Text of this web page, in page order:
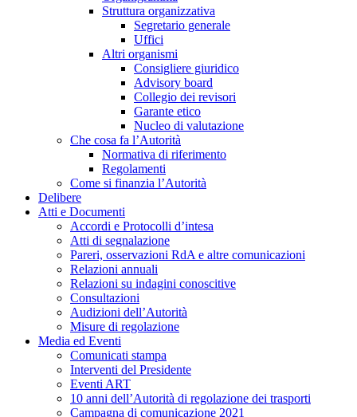
Struttura organizzativa
Segretario generale
Uffici
Altri organismi
Consigliere giuridico
Advisory board
Collegio dei revisori
Garante etico
Nucleo di valutazione
Che cosa fa l’Autorità
Normativa di riferimento
Regolamenti
Come si finanzia l’Autorità
Delibere
Atti e Documenti
Accordi e Protocolli d’intesa
Atti di segnalazione
Pareri, osservazioni RdA e altre comunicazioni
Relazioni annuali
Relazioni su indagini conoscitive
Consultazioni
Audizioni dell’Autorità
Misure di regolazione
Media ed Eventi
Comunicati stampa
Interventi del Presidente
Eventi ART
10 anni dell’Autorità di regolazione dei trasporti
Campagna di comunicazione 2021